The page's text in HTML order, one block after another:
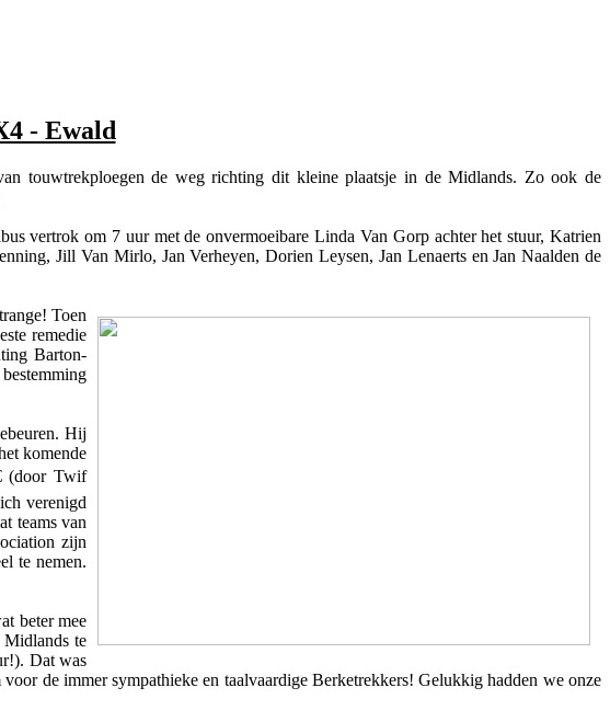
- Ewald
touwtrekploegen de weg richting dit kleine plaatsje in de Midlands. Zo ook de
vertrok om 7 uur met de onvermoeibare Linda Van Gorp achter het stuur, Katrien
Jill Van Mirlo, Jan Verheyen, Dorien Leysen, Jan Lenaerts en Jan Naalden de
Toen
remedie
Barton-
Hij
komende
(door Twif
verenigd
teams van
zijn
te nemen.
beter mee
Midlands te
Dat was
de immer sympathieke en taalvaardige Berketrekkers! Gelukkig hadden we onze